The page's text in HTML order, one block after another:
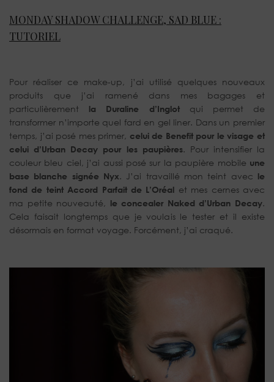
MONDAY SHADOW CHALLENGE, SAD BLUE :
TUTORIEL
Pour réaliser ce make-up, j’ai utilisé quelques nouveaux
produits que j’ai ramené dans mes bagages et
particulièrement la Duraline d’Inglot qui permet de
transformer n’importe quel fard en gel liner. Dans un premier
temps, j’ai posé mes primer, celui de Benefit pour le visage et
celui d’Urban Decay pour les paupières. Pour intensifier la
couleur bleu ciel, j’ai aussi posé sur la paupière mobile une
base blanche signée Nyx. J’ai travaillé mon teint avec le
fond de teint Accord Parfait de L’Oréal et mes cernes avec
ma petite nouveauté, le concealer Naked d’Urban Decay.
Cela faisait longtemps que je voulais le tester et il existe
désormais en format voyage. Forcément, j’ai craqué.